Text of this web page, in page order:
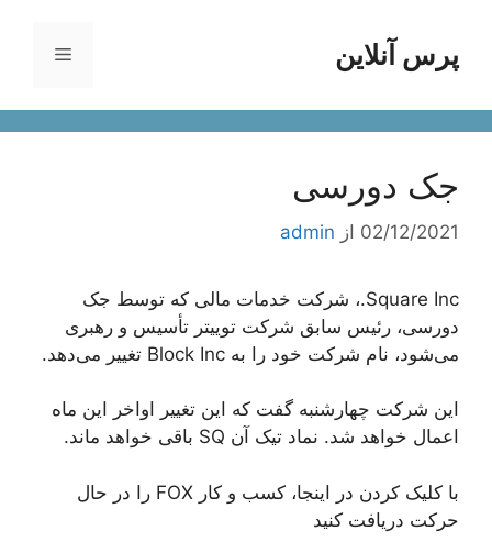
محتواپرس آنلاین فهرست
جک دورسی
02/12/2021 از admin
Square Inc.، شرکت خدمات مالی که توسط جک
دورسی، رئیس سابق شرکت توییتر تأسیس و رهبری
می‌شود، نام شرکت خود را به Block Inc تغییر می‌دهد.
این شرکت چهارشنبه گفت که این تغییر اواخر این ماه
اعمال خواهد شد. نماد تیک آن SQ باقی خواهد ماند.
با کلیک کردن در اینجا، کسب و کار FOX را در حال
حرکت دریافت کنید